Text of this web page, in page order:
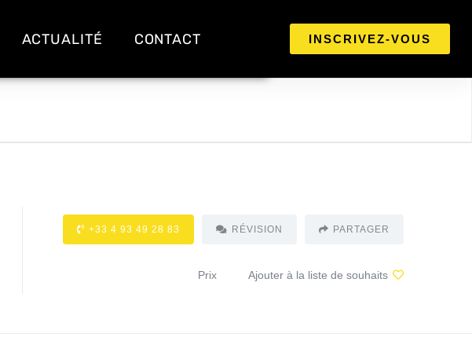
ACTUALITÉ CONTACT INSCRIVEZ-VOUS
+33 4 93 49 28 83 RÉVISION PARTAGER
Prix Ajouter à la liste de souhaits